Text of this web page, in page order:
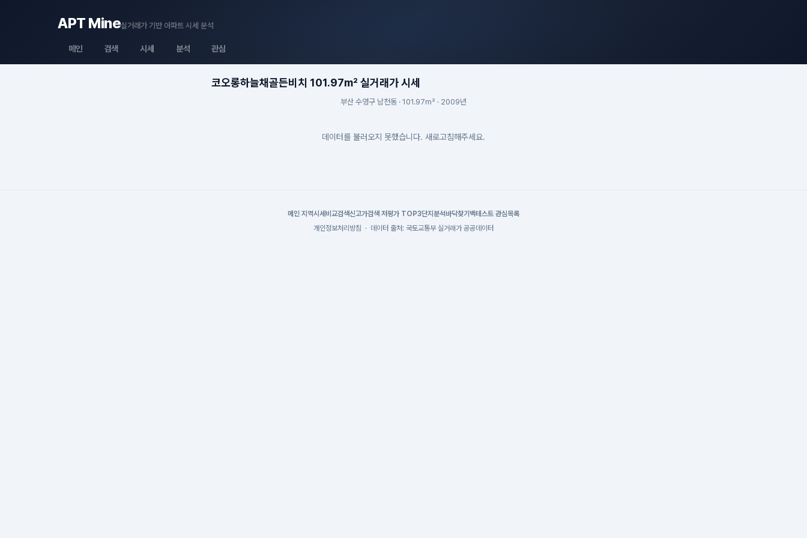
APT Mine실거래가 기반 아파트 시세 분석
메인 검색 시세 분석 관심
코오롱하늘채골든비치 101.97m² 실거래가 시세
부산 수영구 남천동 · 101.97m² · 2009년
데이터를 불러오지 못했습니다. 새로고침해주세요.
메인 지역시세 비교검색신고가검색 저평가 TOP3단지분석 바닥찾기 백테스트 관심목록
개인정보처리방침 · 데이터 출처: 국토교통부 실거래가 공공데이터